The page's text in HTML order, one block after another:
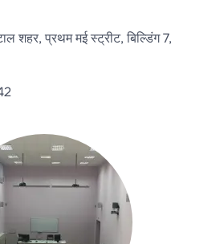
शहर, प्रथम मई स्ट्रीट, बिल्डिंग 7,